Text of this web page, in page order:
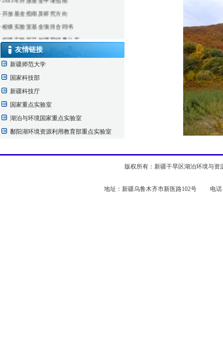
·开放基金指南及研究方向
·校级实验室基金项目合同书
校级实验室开放课题结果公布
仪器实验室借用申请表
友情链接
新疆师范大学
国家科技部
新疆科技厅
国家重点实验室
湖泊与环境国家重点实验室
鄱阳湖环境资源利用教育部重点实验室
版权所有：新疆干旱区湖泊环境与资
地址：新疆乌鲁木齐市新医路102号 电